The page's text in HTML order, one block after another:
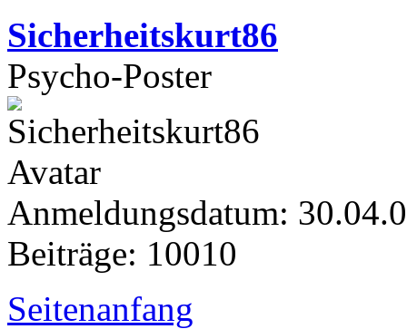
Sicherheitskurt86
Psycho-Poster
Anmeldungsdatum:
Beiträge: 10010
Seitenanfang